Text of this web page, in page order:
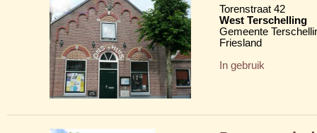
Torenstraat 42
West Terschelling
Gemeente
Friesland
In gebruik